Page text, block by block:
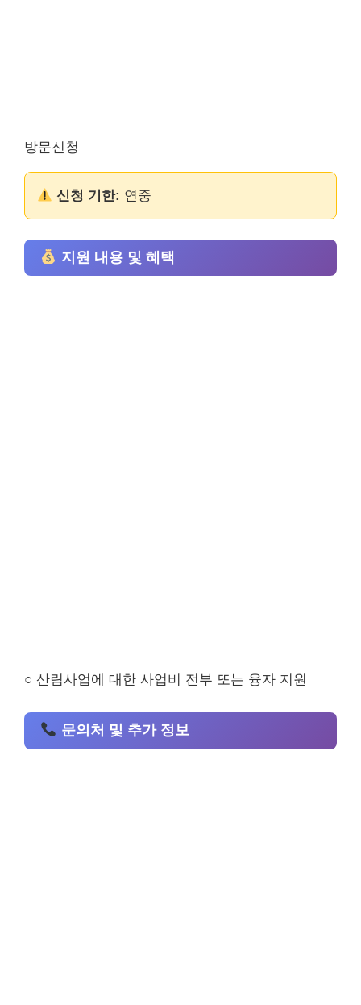
방문신청
신청 기한: 연중
지원 내용 및 혜택
○ 산림사업에 대한 사업비 전부 또는 융자 지원
문의처 및 추가 정보